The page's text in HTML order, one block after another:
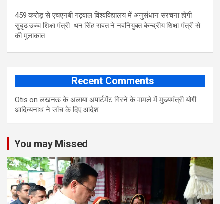
459 करोड़ से एचएनबी गढ़वाल विश्वविद्यालय में अनुसंधान संरचना होगी
सुदृढ,उच्च शिक्षा मंत्री धन सिंह रावत ने नवनियुक्त केन्द्रीय शिक्षा मंत्री से
की मुलाकात
Recent Comments
Otis onलखनऊ के अलाया अपार्टमेंट गिरने के मामले में मुख्‍यमंत्री योगी
आद‍ित्‍यनाथ ने जांच के द‍िए आदेश
You may Missed